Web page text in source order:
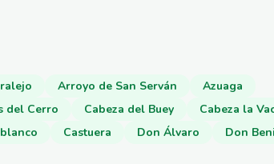
Arroyo de San Serván
Azuaga
del Cerro Cabeza del Buey
Cabeza la
Castuera Don Álvaro
Don